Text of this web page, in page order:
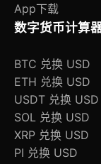
App下载
数字货币计算
BTC 兑换 USD
ETH 兑换 USD
USDT 兑换 USD
SOL 兑换 USD
XRP 兑换 USD
PI 兑换 USD